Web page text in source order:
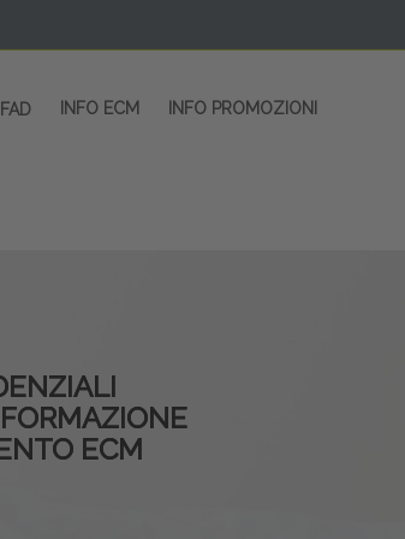
FAD INFO ECM INFO PROMOZIONI
ECM